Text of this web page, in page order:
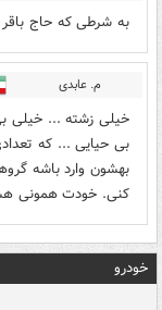
به شرطی که حاج
م. عابدی
خیلی زشته ... خیلی
بی حیایی ... که
بهشون وارد باشه
کنی. خودت همونی
خودرو